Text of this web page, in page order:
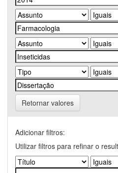
Retornar valores
Adicionar filtros:
Utilizar filtros para refinar o